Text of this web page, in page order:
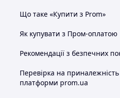
Що таке «Купити з Prom»
Як купувати з Пром-оплатою
Рекомендації з безпечних
Перевірка на
платформи prom.ua